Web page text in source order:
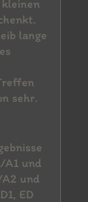
lange
sehr.
A1 und
A2 und
ED